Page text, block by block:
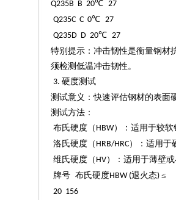
Q235B B 20℃ 27
Q235C C 0℃ 27
Q235D D 20℃ 27
特别提示：冲击韧性是衡量钢材
须检测低温冲击韧性。
3. 硬度测试
测试意义：快速评估钢材的表面
测试方法：
布氏硬度（ HBW）：适用于较软
洛氏硬度（ HRB/HRC）：适用于
维氏硬度（ HV）：适用于薄壁
牌号 布氏硬度HBW (退火态) ≤
20 156